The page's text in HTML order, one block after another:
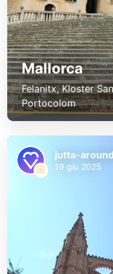
Mallorca
Felanitx, Kloster
Portocolom
jutta-
19 giu 2025